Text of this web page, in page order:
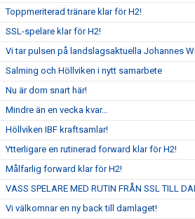
Toppmeriterad tränare klar för H2!
SSL-spelare klar för H2!
Vi tar pulsen på landslagsaktuella Johannes
Salming och Höllviken i nytt samarbete
Nu är dom snart här!
Mindre än en vecka kvar…
Höllviken IBF kraftsamlar!
Ytterligare en rutinerad forward klar för H2!
Målfarlig forward klar för H2!
VASS SPELARE MED RUTIN FRÅN SSL TILL
Vi välkomnar en ny back till damlaget!